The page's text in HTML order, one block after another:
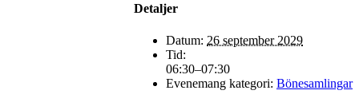
Detaljer
Datum: 26 september 2029
Tid:
06:30–07:30
Evenemang kategori: Bönesamlingar